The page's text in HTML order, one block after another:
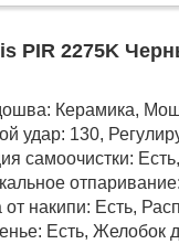
PIR 2275K
Керамика,
удар: 130,
самоочистки:
накипи: Есть,
Есть, Желобок